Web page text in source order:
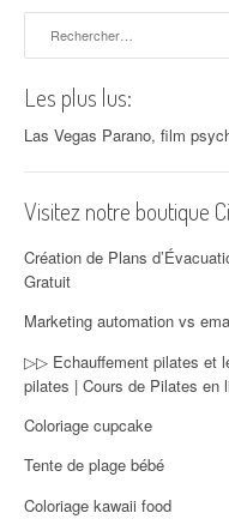
Les plus lus:
Las Vegas Parano, film
Visitez notre boutique
Création de Plans
Gratuit
Marketing automation vs
▷▷ Echauffement pilates et
pilates | Cours de Pilates en
Coloriage cupcake
Tente de plage bébé
Coloriage kawaii food